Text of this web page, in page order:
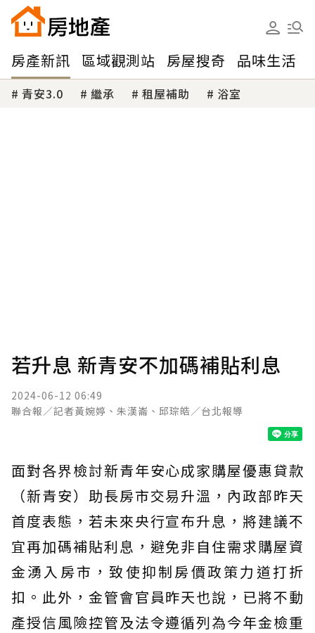
房產新訊 區域觀測站 房屋搜奇 品味生活
青安3.0 繼承 租屋補助 浴室
若升息 新青安不加碼補貼利息
2024-06-12 06:49
聯合報／記者黃婉婷、朱漢崙、邱琮皓／台北報導
面對各界檢討新青年安心成家購屋優惠貸款
（新青安）助長房市交易升溫，內政部昨天
首度表態，若未來央行宣布升息，將建議不
宜再加碼補貼利息，避免非自住需求購屋資
金湧入房市，致使抑制房價政策力道打折
扣。此外，金管會官員昨天也說，已將不動
產授信風險控管及法令遵循列為今年金檢重